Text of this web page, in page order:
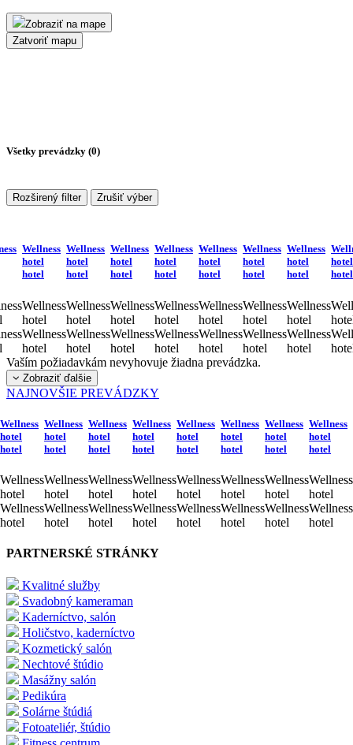
Zobraziť na mape
Zatvoriť mapu
Všetky prevádzky (0)
Rozširený filter Zrušiť výber
Wellness
hotel
hotel
Wellness
hotel
Wellness
hotel
Wellness
hotel
hotel
Wellness
hotel
Wellness
hotel
Wellness
hotel
hotel
Wellness
hotel
Wellness
hotel
Wellness
hotel
hotel
Wellness
hotel
Wellness
hotel
Wellness
hotel
hotel
Wellness
hotel
Wellness
hotel
Wellness
hotel
hotel
Wellness
hotel
Wellness
hotel
Wellness
hotel
hotel
Wellness
hotel
Wellness
hotel
hotel
hotel
Vaším požiadavkám nevyhovuje žiadna prevádzka.
Zobraziť ďalšie
NAJNOVŠIE PREVÁDZKY
Wellness
hotel
hotel
Wellness
hotel
Wellness
hotel
Wellness
hotel
hotel
Wellness
hotel
Wellness
hotel
Wellness
hotel
hotel
Wellness
hotel
Wellness
hotel
Wellness
hotel
hotel
Wellness
hotel
Wellness
hotel
Wellness
hotel
hotel
Wellness
hotel
Wellness
hotel
Wellness
hotel
hotel
Wellness
hotel
Wellness
hotel
Wellness
hotel
hotel
Wellness
hotel
Wellness
hotel
Wellness
hotel
hotel
Wellness
hotel
Wellness
hotel
PARTNERSKÉ STRÁNKY
Kvalitné služby
Svadobný kameraman
Kaderníctvo, salón
Holičstvo, kaderníctvo
Kozmetický salón
Nechtové štúdio
Masážny salón
Pedikúra
Solárne štúdiá
Fotoateliér, štúdio